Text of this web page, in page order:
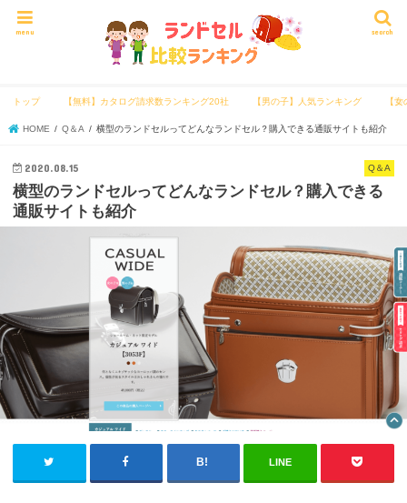
search
menu
トップ 【無料】カタログ請求数ランキング20社 【男の子】人気ランキング 【
HOME Q＆A 横型のランドセルってどんなランドセル？購入できる通販サイトも紹介
Q＆A
2020.08.15
横型のランドセルってどんなランドセル？購入できる
通販サイトも紹介
LINE